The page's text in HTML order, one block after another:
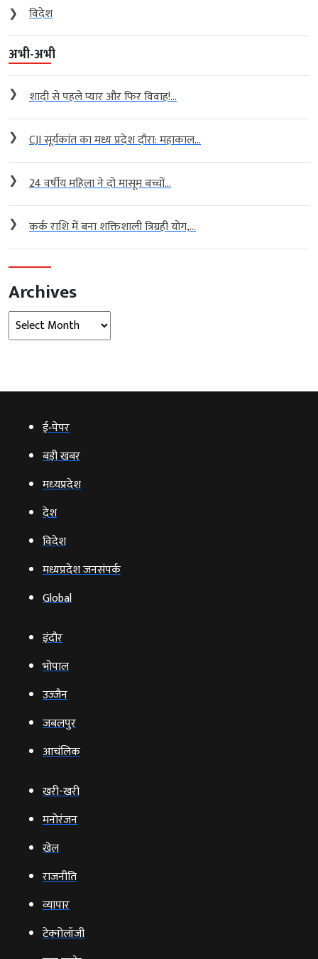
❯
विदेश
अभी-अभी
❯ शादी से पहले प्यार और फिर विवाह!...
❯ CJI सूर्यकांत का मध्य प्रदेश दौरा: महाकाल...
❯ 24 वर्षीय महिला ने दो मासूम बच्चों...
❯ कर्क राशि में बना शक्तिशाली त्रिग्रही योग,...
Archives
Archives
ई‑पेपर
बड़ी खबर
मध्‍यप्रदेश
देश
विदेश
मध्यप्रदेश जनसंपर्क
Global
इंदौर
भोपाल
उज्‍जैन
जबलपुर
आचंलिक
खरी-खरी
मनोरंजन
खेल
राजनीति
व्‍यापार
टेक्‍नोलॉजी